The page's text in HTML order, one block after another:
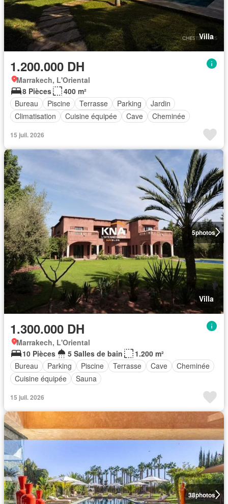
Villa
1.200.000 DH
Marrakech, L'Oriental
8 Pièces
400 m²
Bureau
Piscine Terrasse Parking
Jardin
Climatisation
Cuisine équipée Cave Cheminée
15 juil. 2026
5photos
Villa
1.300.000 DH
Marrakech, L'Oriental
10 Pièces
5 Salles de bain
1.200 m²
Bureau
Parking Piscine Terrasse Cave
Cheminée
Cuisine équipée
Sauna
15 juil. 2026
38photos